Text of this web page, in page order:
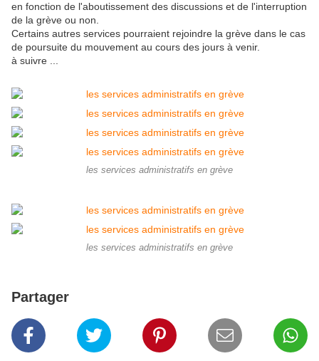
en fonction de l'aboutissement des discussions et de l'interruption
de la grève ou non.
Certains autres services pourraient rejoindre la grève dans le cas
de poursuite du mouvement au cours des jours à venir.
à suivre ...
les services administratifs en grève
les services administratifs en grève
Partager